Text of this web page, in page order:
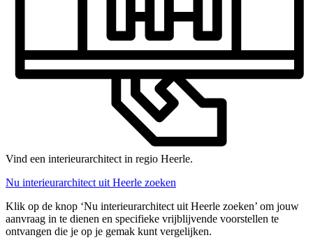
Vind een interieurarchitect in regio Heerle.
Nu interieurarchitect uit Heerle zoeken
Klik op de knop ‘Nu interieurarchitect uit Heerle zoeken’ om jouw
aanvraag in te dienen en specifieke vrijblijvende voorstellen te
ontvangen die je op je gemak kunt vergelijken.